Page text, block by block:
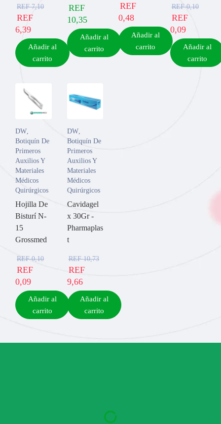
REF7,10
REF
6,39
Añadir al
carrito
REF
10,35
Añadir al
carrito
REF
0,48
Añadir al
carrito
REF0,10
REF
0,09
Añadir al
carrito
DW,
Botiquín De
Primeros
Auxilios Y
Materiales
Médicos
Quirúrgicos
Hojilla De
Bisturí N-
15
Grossmed
REF0,10
REF
0,09
Añadir al
carrito
DW,
Botiquín De
Primeros
Auxilios Y
Materiales
Médicos
Quirúrgicos
Cavidagel
x 30Gr -
Pharmaplas
t
REF10,73
REF
9,66
Añadir al
carrito